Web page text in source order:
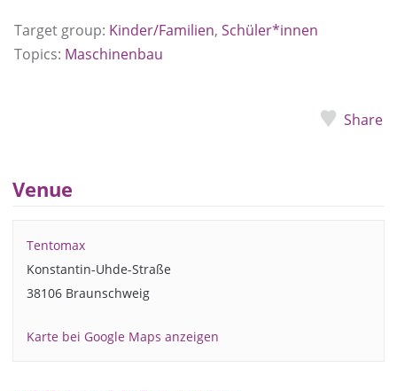
Target group: Kinder/Familien, Schüler*innen
Topics: Maschinenbau
Share
Venue
Tentomax
Konstantin-Uhde-Straße
38106 Braunschweig
Karte bei Google Maps anzeigen